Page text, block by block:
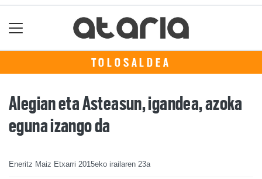
TOLOSALDEA
Alegian eta Asteasun, igandea, azoka
eguna izango da
Eneritz Maiz Etxarri 2015eko irailaren 23a